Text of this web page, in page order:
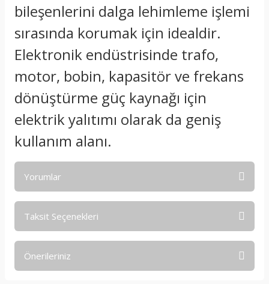
bileşenlerini dalga lehimleme işlemi
sırasında korumak için idealdir.
Elektronik endüstrisinde trafo,
motor, bobin, kapasitör ve frekans
dönüştürme güç kaynağı için
elektrik yalıtımı olarak da geniş
kullanım alanı.
Yorumlar
Taksit Seçenekleri
Önerileriniz